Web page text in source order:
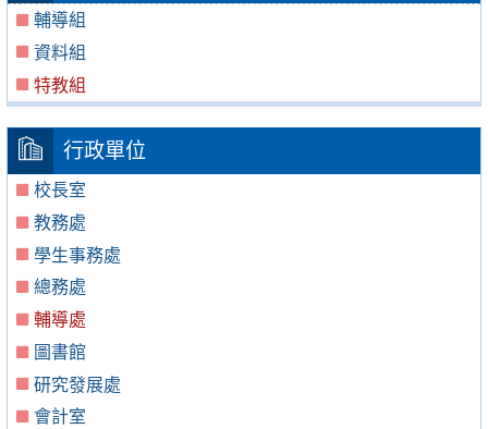
輔導組
資料組
特教組
行政單位
校長室
教務處
學生事務處
總務處
輔導處
圖書館
研究發展處
會計室